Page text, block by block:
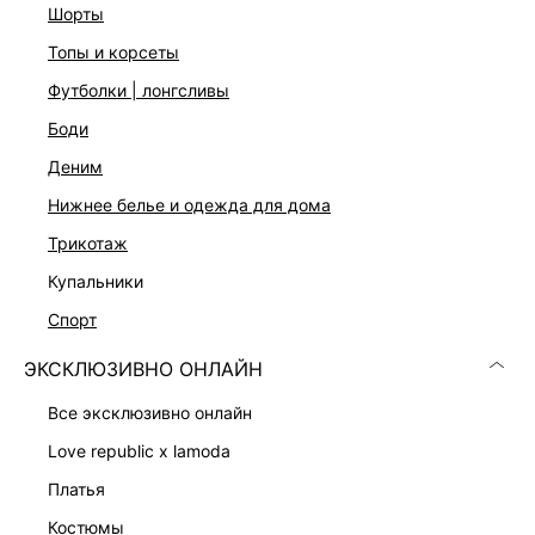
шорты
топы и корсеты
футболки | лонгсливы
боди
деним
нижнее белье и одежда для дома
трикотаж
купальники
спорт
ЭКСКЛЮЗИВНО ОНЛАЙН
все эксклюзивно онлайн
love republic x lamoda
платья
костюмы
в AppStore
КАТАЛОГ
КОМПАНИЯ
КЛИЕНТАМ
ЛИЧНЫЙ КАБИНЕТ